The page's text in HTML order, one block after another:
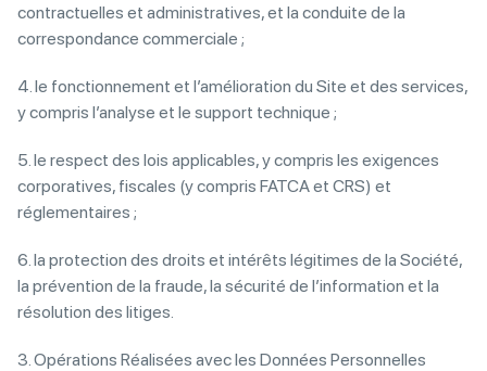
contractuelles et administratives, et la conduite de la
correspondance commerciale ;
4. le fonctionnement et l’amélioration du Site et des services,
y compris l’analyse et le support technique ;
5. le respect des lois applicables, y compris les exigences
corporatives, fiscales (y compris FATCA et CRS) et
réglementaires ;
6. la protection des droits et intérêts légitimes de la Société,
la prévention de la fraude, la sécurité de l’information et la
résolution des litiges.
3. Opérations Réalisées avec les Données Personnelles